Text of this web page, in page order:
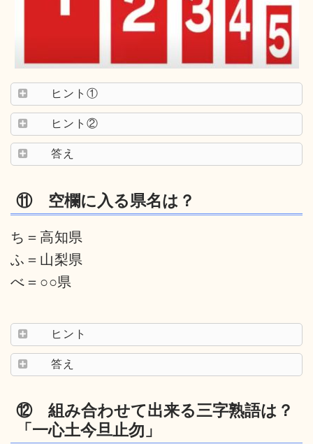
ヒント①
ヒント②
答え
⑪ 空欄に入る県名は？
ち＝高知県
ふ＝山梨県
べ＝○○県
ヒント
答え
⑫ 組み合わせて出来る三字熟語は？
「一心土今旦止勿」